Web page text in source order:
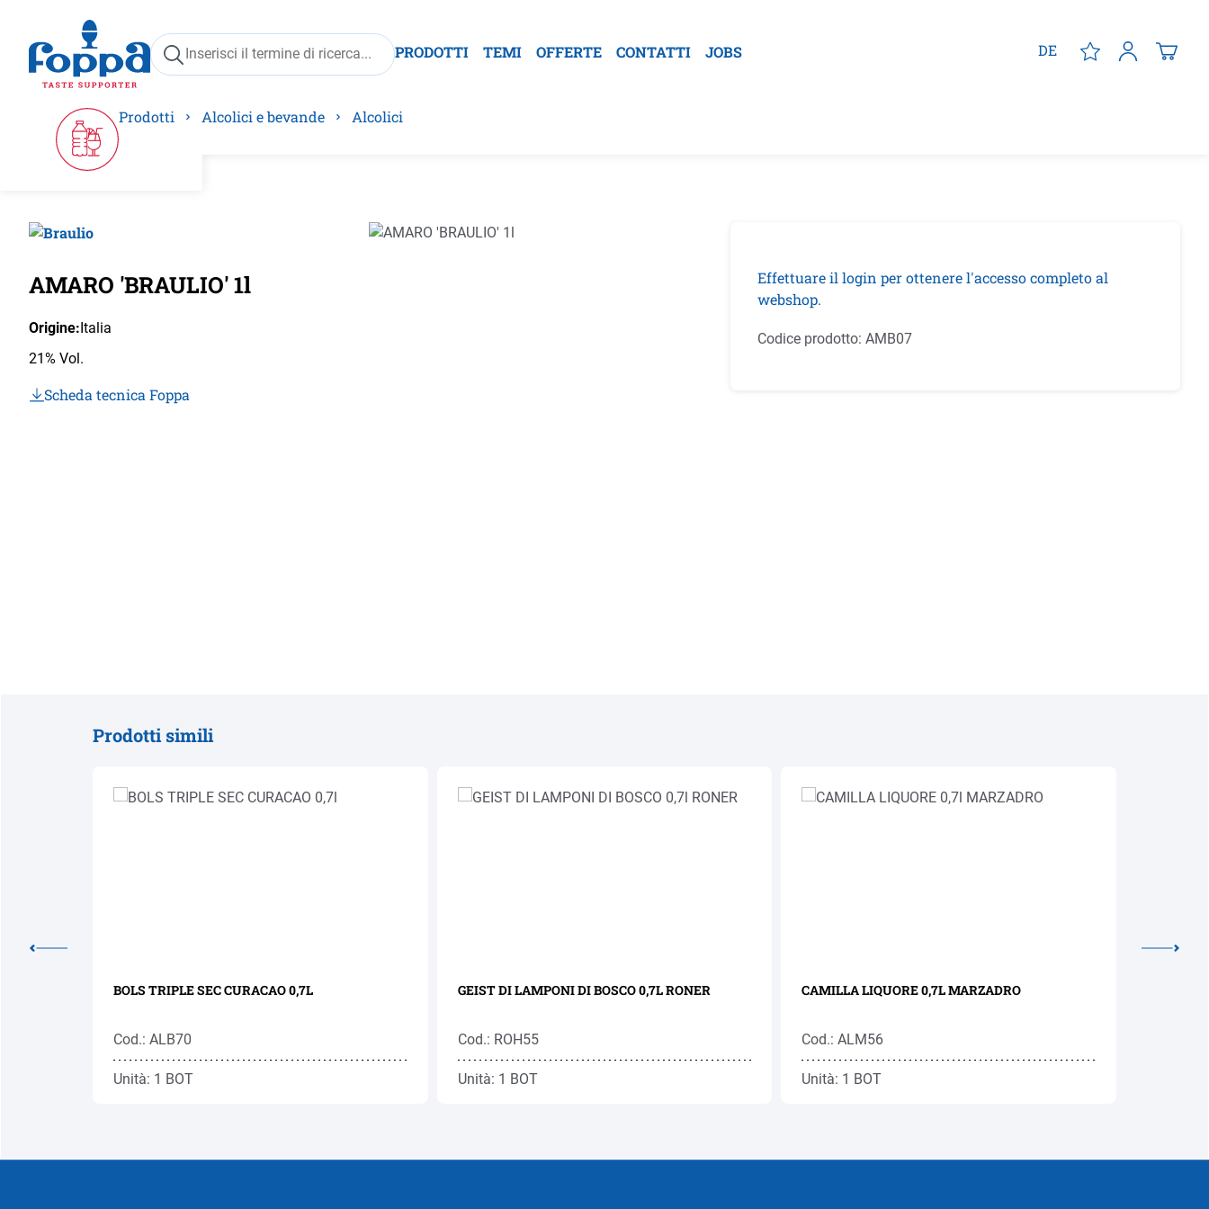
Passa alla navigazione principale
PRODOTTI TEMI OFFERTE CONTATTI JOBS DE
Prodotti Alcolici e bevande Alcolici
AMARO 'BRAULIO' 1l
Origine:Italia
21% Vol.
Scheda tecnica Foppa
Salta la galleria di immagini
Effettuare il login per ottenere l'accesso completo al
webshop.
Codice prodotto: AMB07
Prodotti simili
BOLS TRIPLE SEC CURACAO 0,7L
Cod.: ALB70
Unità: 1 BOT
GEIST DI LAMPONI DI BOSCO 0,7L RONER
Cod.: ROH55
Unità: 1 BOT
CAMILLA LIQUORE 0,7L MARZADRO
Cod.: ALM56
Unità: 1 BOT